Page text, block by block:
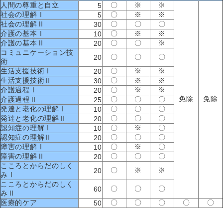
人間の尊重と自立
5 〇 ※ ※
免除 免除
社会の理解Ⅰ 5 〇 ※
※
社会の理解Ⅱ
30 〇 〇
〇
介護の基本Ⅰ
10 〇 ※
※
介護の基本Ⅱ
20 〇 〇
※
コミュニケーション技
術
20 〇 〇
〇
生活支援技術Ⅰ
20 〇 ※
※
生活支援技術Ⅱ
30 〇 ※
※
介護過程Ⅰ
20 〇 ※
※
介護過程Ⅱ
25 〇 〇
〇
発達と老化の理解Ⅰ
10 〇 〇
〇
発達と老化の理解Ⅱ
20 〇 〇
〇
認知症の理解Ⅰ
10 〇 ※
〇
認知症の理解Ⅱ
20 〇 〇
〇
障害の理解Ⅰ
10 〇 ※
〇
障害の理解Ⅱ
20 〇 〇
〇
こころとからだのしく
みⅠ
20 〇 ※
※
こころとからだのしく
みⅡ
60 〇 〇
〇
医療的ケア
50 〇 〇 〇 〇
〇